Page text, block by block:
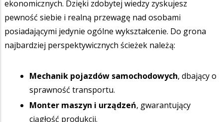
ekonomicznych. Dzięki zdobytej wiedzy zyskujesz
pewność siebie i realną przewagę nad osobami
posiadającymi jedynie ogólne wykształcenie. Do grona
najbardziej perspektywicznych ścieżek należą:
Mechanik pojazdów samochodowych, dbający o
sprawność transportu.
Monter maszyn i urządzeń, gwarantujący
ciągłość produkcji.